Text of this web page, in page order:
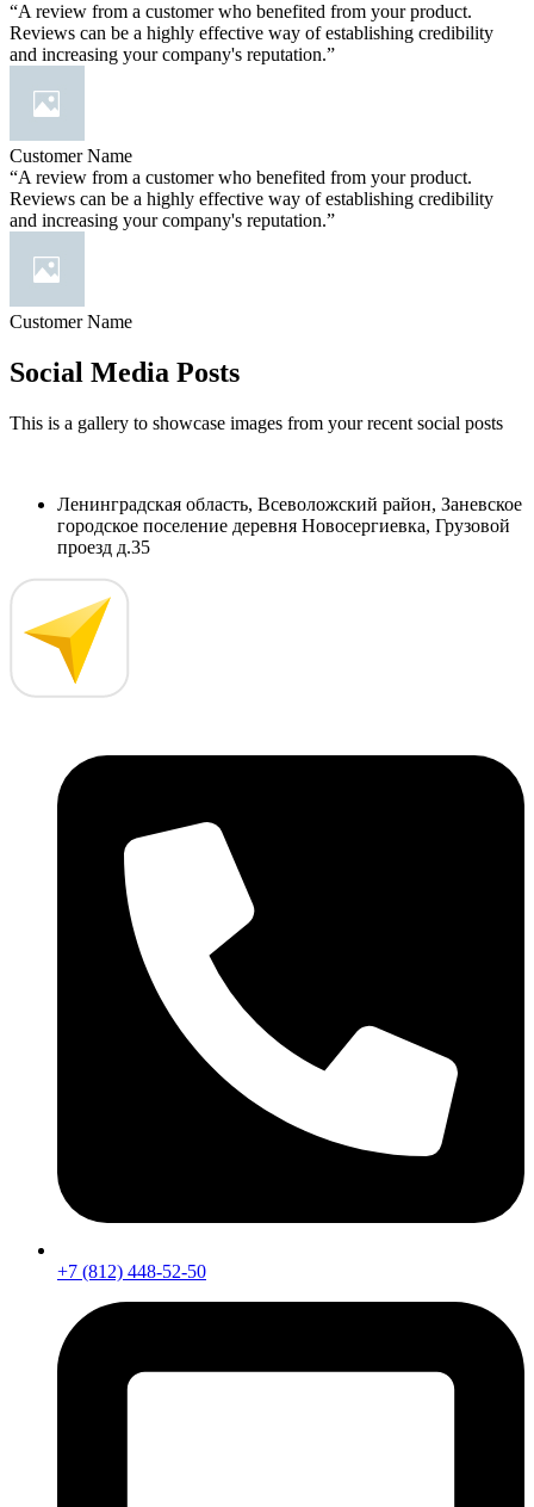
“A review from a customer who benefited from your product.
Reviews can be a highly effective way of establishing credibility
and increasing your company's reputation.”
Customer Name
“A review from a customer who benefited from your product.
Reviews can be a highly effective way of establishing credibility
and increasing your company's reputation.”
Customer Name
Social Media Posts
This is a gallery to showcase images from your recent social posts
Ленинградская область, Всеволожский район, Заневское
городское поселение деревня Новосергиевка, Грузовой
проезд д.35
+7 (812) 448-52-50